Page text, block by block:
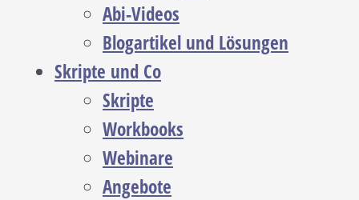
Abi-Videos
Blogartikel und Lösungen
Skripte und Co
Skripte
Workbooks
Webinare
Angebote